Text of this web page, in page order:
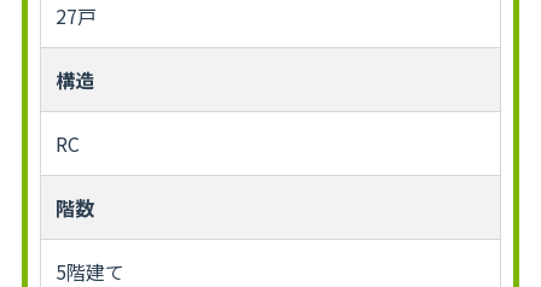
27戸
構造
RC
階数
5階建て